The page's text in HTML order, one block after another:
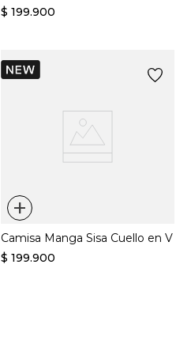
$ 199.900
+
Camisa Manga Sisa Cuello en V
$ 199.900